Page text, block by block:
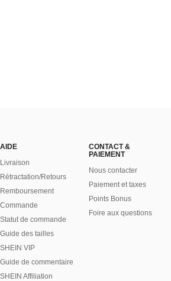
AIDE
Livraison
Rétractation/Retours
Remboursement
Commande
Statut de commande
Guide des tailles
SHEIN VIP
Guide de commentaire
SHEIN Affiliation
CONTACT &
PAIEMENT
Nous contacter
Paiement et taxes
Points Bonus
Foire aux questions